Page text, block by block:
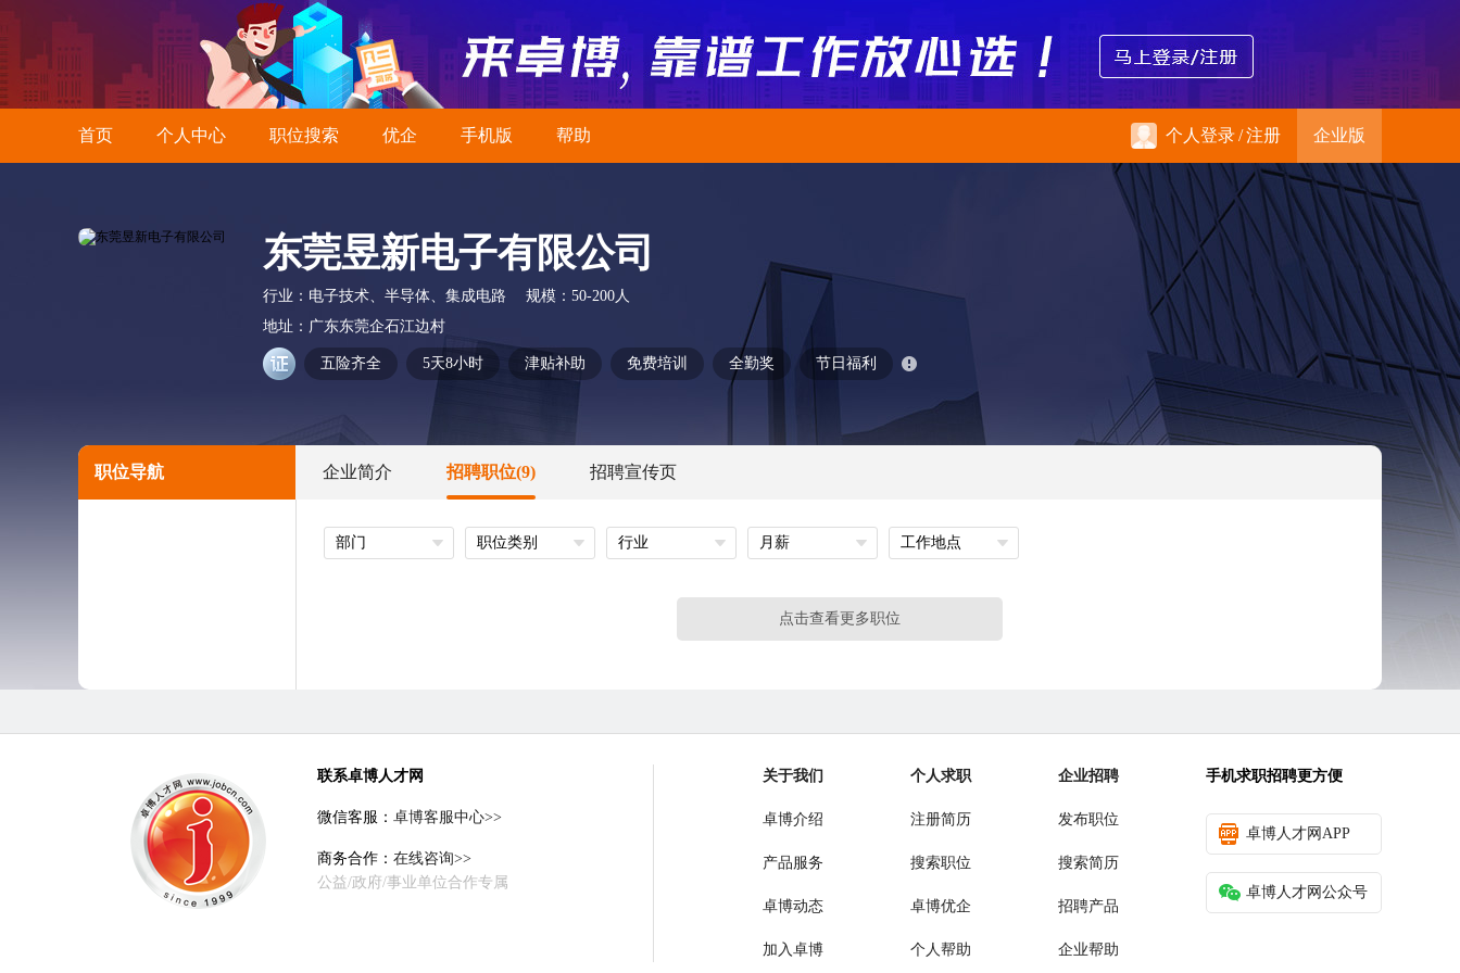
首页 个人中心 职位搜索 优企 手机版 帮助 个人登录/注册 企业版
东莞昱新电子有限公司
行业： 电子技术、半导体、集成电路 规模： 50-200人
地址： 广东东莞企石江边村
五险齐全 5天8小时 津贴补助 免费培训 全勤奖 节日福利
职位导航 企业简介 招聘职位(9) 招聘宣传页
部门 职位类别 行业 月薪 工作地点
点击查看更多职位
联系卓博人才网
微信客服： 卓博客服中心>>
商务合作： 在线咨询>>
公益/政府/事业单位合作专属
关于我们
卓博介绍
产品服务
卓博动态
加入卓博
个人求职
注册简历
搜索职位
卓博优企
个人帮助
企业招聘
发布职位
搜索简历
招聘产品
企业帮助
手机求职招聘更方便
卓博人才网APP
卓博人才网公众号